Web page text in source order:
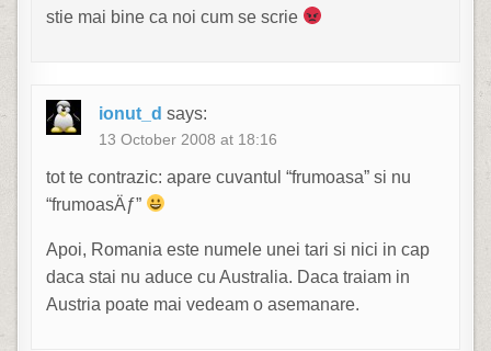
stie mai bine ca noi cum se scrie
ionut_d says:
13 October 2008 at 18:16
tot te contrazic: apare cuvantul “frumoasa” si nu
“frumoasÄƒ”
Apoi, Romania este numele unei tari si nici in cap
daca stai nu aduce cu Australia. Daca traiam in
Austria poate mai vedeam o asemanare.